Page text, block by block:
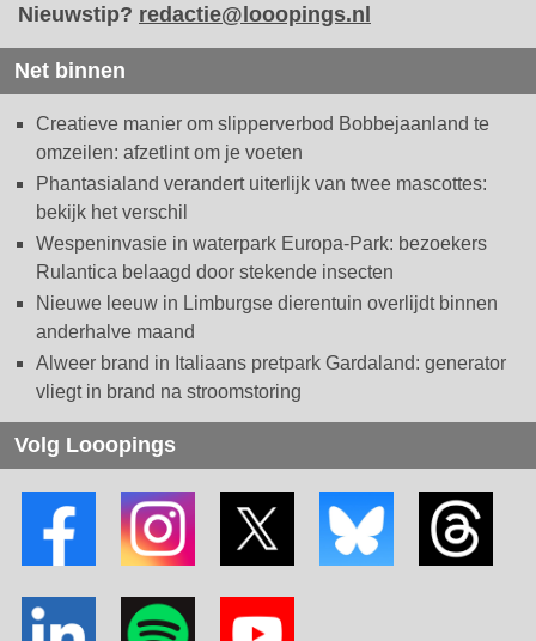
Nieuwstip? redactie@looopings.nl
Net binnen
Creatieve manier om slipperverbod Bobbejaanland te
omzeilen: afzetlint om je voeten
Phantasialand verandert uiterlijk van twee mascottes:
bekijk het verschil
Wespeninvasie in waterpark Europa-Park: bezoekers
Rulantica belaagd door stekende insecten
Nieuwe leeuw in Limburgse dierentuin overlijdt binnen
anderhalve maand
Alweer brand in Italiaans pretpark Gardaland: generator
vliegt in brand na stroomstoring
Volg Looopings